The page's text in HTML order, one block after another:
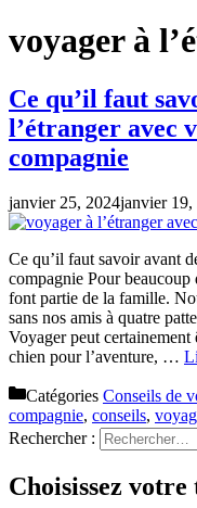
voyager à
Ce qu’il faut
l’étranger avec
compagnie
janvier 25, 2024janvier 19,
Ce qu’il faut savoir avant
compagnie Pour beaucoup
font partie de la famille.
sans nos amis à quatre
Voyager peut certainement
chien pour l’aventure, …
Catégories Conseils de
compagnie, conseils,
Rechercher :
Choisissez